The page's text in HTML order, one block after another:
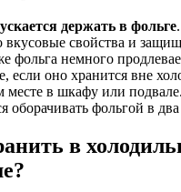
держать в фольге
вкусовые свойства и
фольга немного
если оно хранится вне
месте в шкафу или
оборачивать фольгой в
в